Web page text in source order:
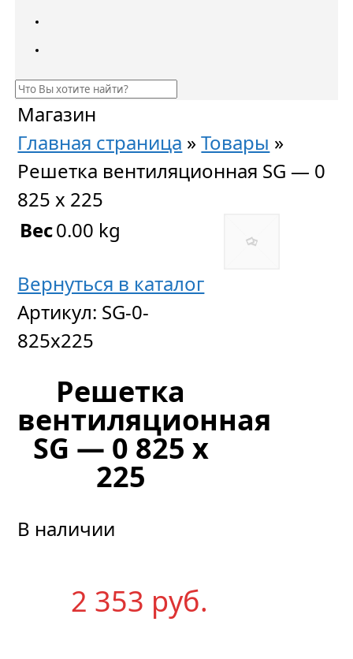
Магазин
Главная страница »Товары »
Решетка вентиляционная SG — 0
825 x 225
Вернуться в каталог
Артикул: SG-0-
825x225
Решетка
вентиляционная
SG — 0 825 x
225
В наличии
2 353 руб.
Вес0.00 kg